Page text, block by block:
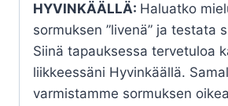
HYVINKÄÄLLÄ: Haluatko
sormuksen ”livenä” ja testata
Siinä tapauksessa tervetuloa
liikkeessäni Hyvinkäällä.
varmistamme sormuksen